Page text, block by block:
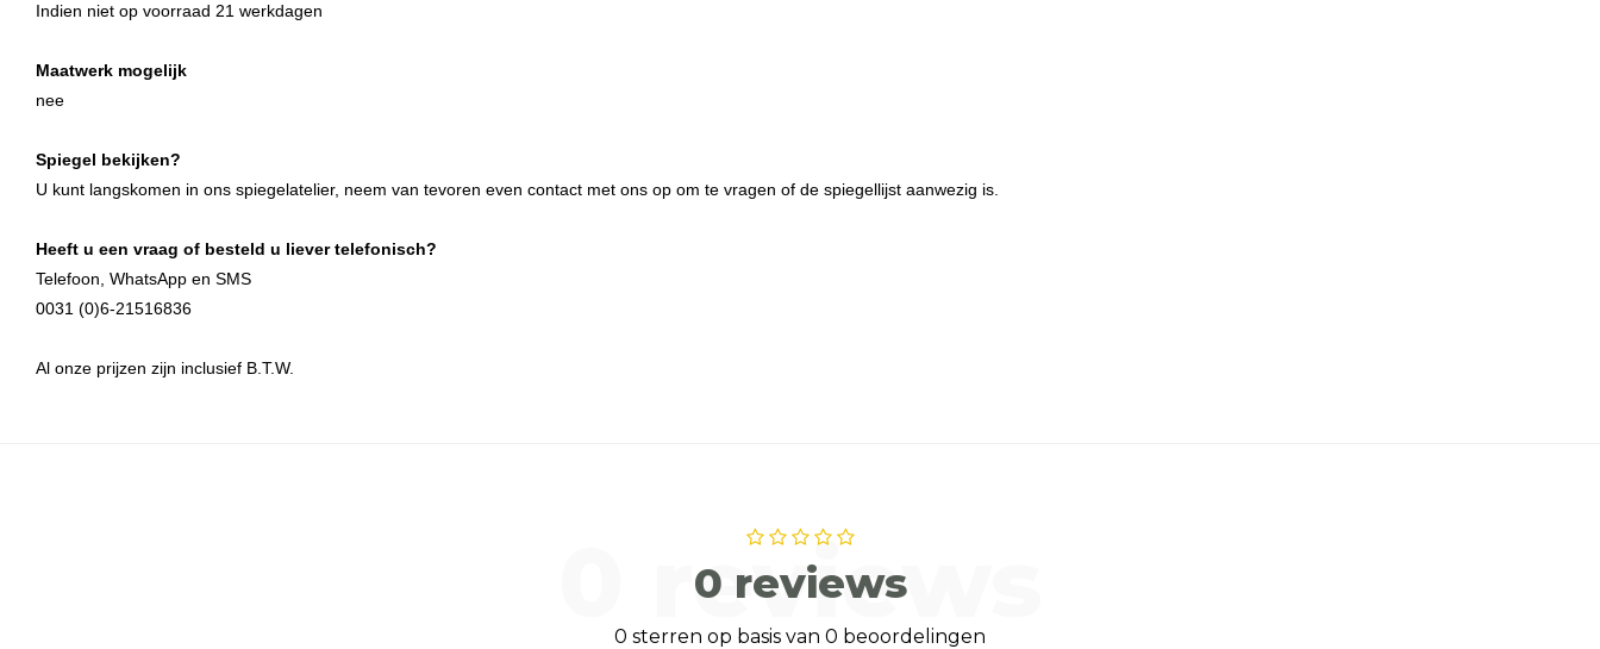
Indien niet op voorraad 21 werkdagen
Maatwerk mogelijk
nee
Spiegel bekijken?
U kunt langskomen in ons spiegelatelier, neem van tevoren even contact met ons op om te vragen of de spiegellijst aanwezig is.
Heeft u een vraag of besteld u liever telefonisch?
Telefoon, WhatsApp en SMS
0031 (0)6-21516836
Al onze prijzen zijn inclusief B.T.W.
0 reviews
0 reviews
0 sterren op basis van 0 beoordelingen